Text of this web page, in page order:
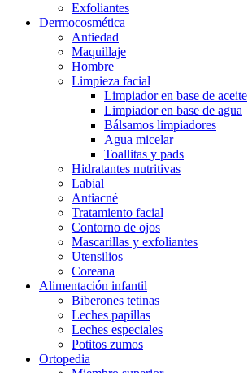
Exfoliantes
Dermocosmética
Antiedad
Maquillaje
Hombre
Limpieza facial
Limpiador en base de aceite
Limpiador en base de agua
Bálsamos limpiadores
Agua micelar
Toallitas y pads
Hidratantes nutritivas
Labial
Antiacné
Tratamiento facial
Contorno de ojos
Mascarillas y exfoliantes
Utensilios
Coreana
Alimentación infantil
Biberones tetinas
Leches papillas
Leches especiales
Potitos zumos
Ortopedia